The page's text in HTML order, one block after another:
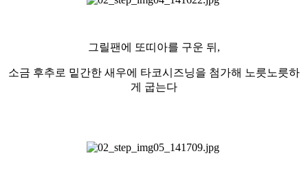
그릴팬에 또띠아를 구운 뒤,
소금 후추로 밑간한 새우에 타코시즈닝을 첨가해 노릇노릇하
게 굽는다